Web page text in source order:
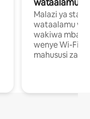
Malazi ya
wataalamu
wakiwa mbali
wenye Wi-Fi
mahususi za